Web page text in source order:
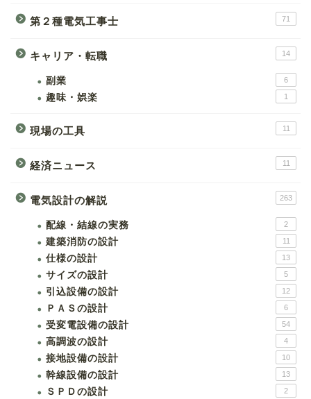
第２種電気工事士 71
キャリア・転職 14
副業 6
趣味・娯楽 1
現場の工具 11
経済ニュース 11
電気設計の解説 263
配線・結線の実務 2
建築消防の設計 11
仕様の設計 13
サイズの設計 5
引込設備の設計 12
ＰＡＳの設計 6
受変電設備の設計 54
高調波の設計 4
接地設備の設計 10
幹線設備の設計 13
ＳＰＤの設計 2